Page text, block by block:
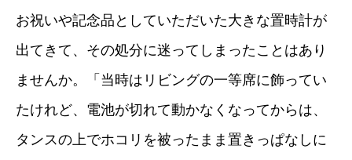
お祝いや記念品としていただいた大きな置時計が
出てきて、その処分に迷ってしまったことはあり
ませんか。「当時はリビングの一等席に飾ってい
たけれど、電池が切れて動かなくなってからは、
タンスの上でホコリを被ったまま置きっぱなしに